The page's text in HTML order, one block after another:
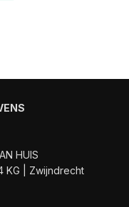
HUIS
KG | Zwijndrecht